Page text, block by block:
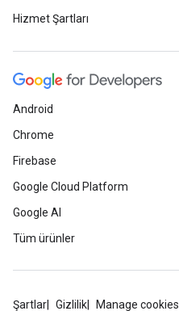
Hizmet Şartları
Android
Chrome
Firebase
Google Cloud Platform
Google AI
Tüm ürünler
Şartlar Gizlilik Manage cookies